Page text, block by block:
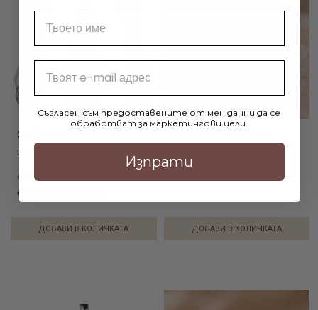
Сребърен комплект с
циркони 7111
€79.90 / 156.27лв.
€45.90 / 89.77лв.
ДОБАВИ В КОЛИЧКАТА
€262.90 / 514.19лв.
ДОБАВИ В КОЛИЧКАТА
Съгласен съм предоставените от мен данни да се
обработват за маркетингови цели.
Изпрати